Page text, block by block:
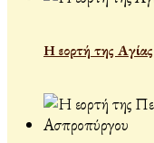
Η εορτή της